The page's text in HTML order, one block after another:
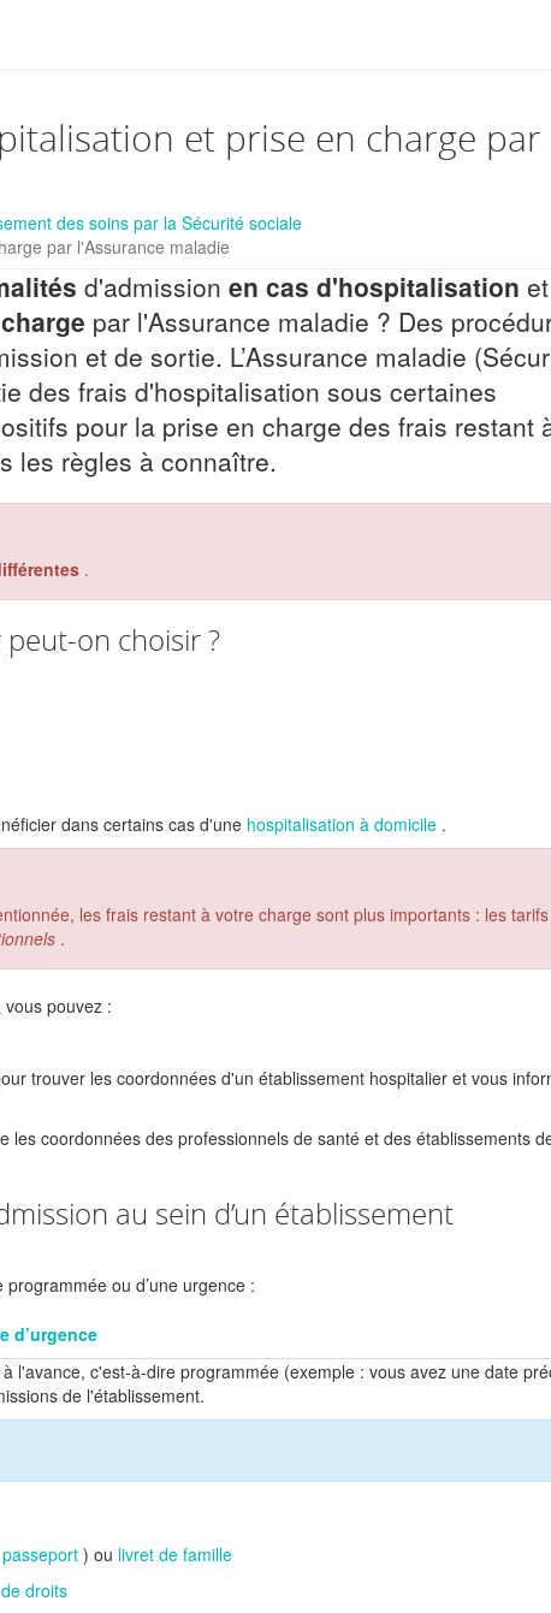
et prise en charge par
des soins par la Sécurité sociale
par l'Assurance maladie
d'admission en cas d'hospitalisation et
par l'Assurance maladie ? Des
et de sortie. L’Assurance maladie
des frais d'hospitalisation sous certaines
pour la prise en charge des frais restant
les règles à connaître.
.
on choisir ?
dans certains cas d'une hospitalisation à domicile .
les frais restant à votre charge sont plus importants : les tarifs
.
pouvez :
trouver les coordonnées d'un établissement hospitalier et vous
les coordonnées des professionnels de santé et des établissements
au sein d’un établissement
programmée ou d’une urgence :
d’urgence
l'avance, c'est-à-dire programmée (exemple : vous avez une date
de l'établissement.
passeport ) ou livret de famille
droits